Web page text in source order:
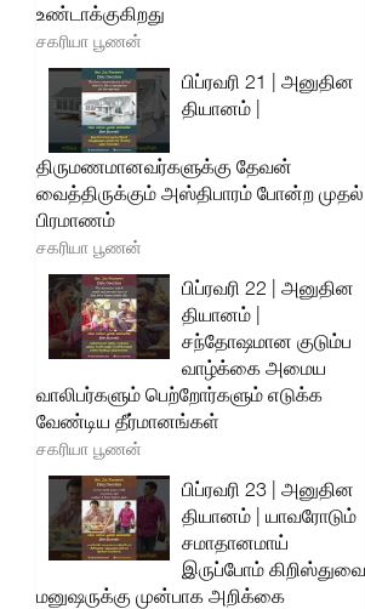
உண்டாக்குகிறது
சகரியா பூணன்
பிப்ரவரி 21 | அனுதின
தியானம் |
திருமணமானவர்களுக்கு தேவன்
வைத்திருக்கும் அஸ்திபாரம் போன்ற முதல்
பிரமாணம்
சகரியா பூணன்
பிப்ரவரி 22 | அனுதின
தியானம் |
சந்தோஷமான குடும்ப
வாழ்க்கை அமைய
வாலிபர்களும் பெற்றோர்களும் எடுக்க
வேண்டிய தீர்மானங்கள்
சகரியா பூணன்
பிப்ரவரி 23 | அனுதின
தியானம் | யாவரோடும்
சமாதானமாய்
இருப்போம் கிறிஸ்துவை
மனுஷருக்கு முன்பாக அறிக்கை